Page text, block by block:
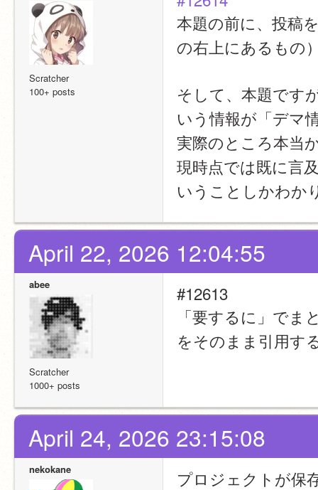
Scratcher
100+ posts
本題の前に、投稿
の右上にあるもの
そして、本題です
いう情報が「デマ
実際のところ本当
現時点では既に言
いうことしかわか
April 22, 2026 12:04:55
abee
Scratcher
1000+ posts
#12613
「要するに」で
をそのまま引用す
April 24, 2026 23:15:08
nekokane
プロジェクトが保